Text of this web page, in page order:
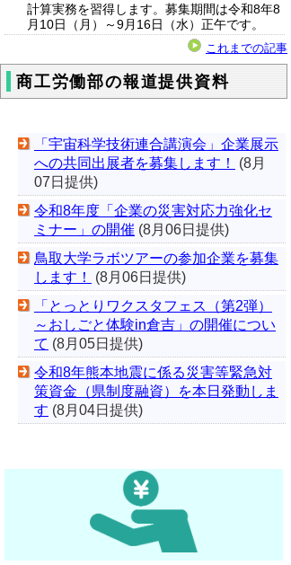
計算実務を習得します。募集期間は令和8年8
月10日（月）～9月16日（水）正午です。
これまでの記事
商工労働部の報道提供資料
「宇宙科学技術連合講演会」企業展示
への共同出展者を募集します！
(8月
07日提供)
令和8年度「企業の災害対応力強化セ
ミナー」の開催 (8月06日提供)
鳥取大学ラボツアーの参加企業を募集
します！
(8月06日提供)
「とっとりワクスタフェス（第2弾）
～おしごと体験in倉吉」の開催につい
て (8月05日提供)
令和8年熊本地震に係る災害等緊急対
策資金（県制度融資）を本日発動しま
す (8月04日提供)